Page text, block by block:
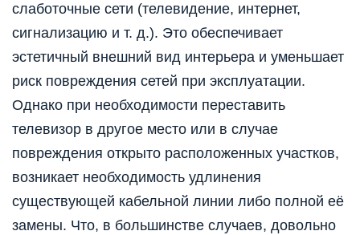
слаботочные сети (телевидение, интернет,
сигнализацию и т. д.). Это обеспечивает
эстетичный внешний вид интерьера и уменьшает
риск повреждения сетей при эксплуатации.
Однако при необходимости переставить
телевизор в другое место или в случае
повреждения открыто расположенных участков,
возникает необходимость удлинения
существующей кабельной линии либо полной её
замены. Что, в большинстве случаев, довольно